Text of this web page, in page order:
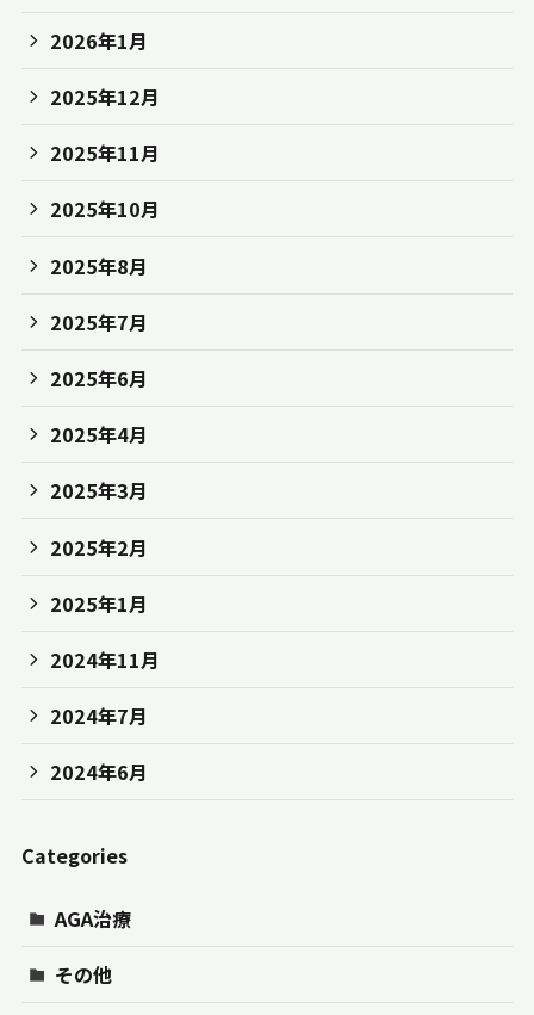
2026年1月
2025年12月
2025年11月
2025年10月
2025年8月
2025年7月
2025年6月
2025年4月
2025年3月
2025年2月
2025年1月
2024年11月
2024年7月
2024年6月
Categories
AGA治療
その他